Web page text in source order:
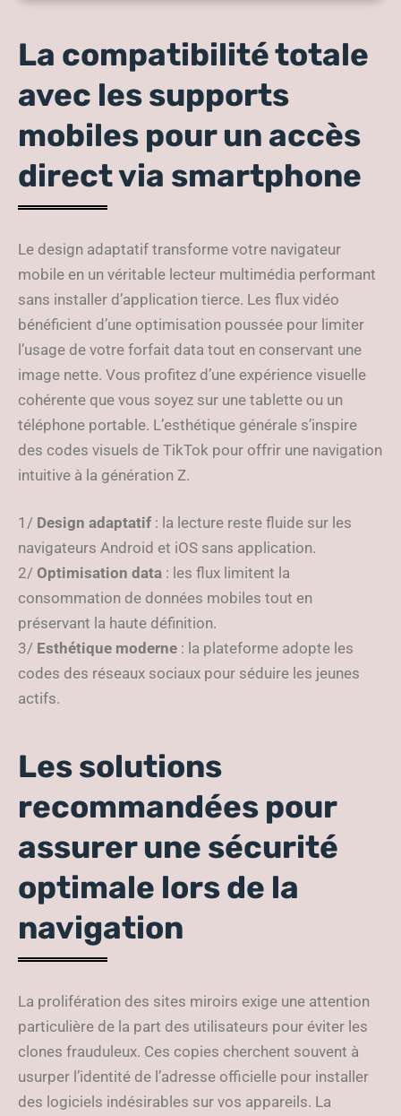
La compatibilité totale
avec les supports
mobiles pour un accès
direct via smartphone
Le design adaptatif transforme votre navigateur
mobile en un véritable lecteur multimédia performant
sans installer d’application tierce. Les flux vidéo
bénéficient d’une optimisation poussée pour limiter
l’usage de votre forfait data tout en conservant une
image nette. Vous profitez d’une expérience visuelle
cohérente que vous soyez sur une tablette ou un
téléphone portable. L’esthétique générale s’inspire
des codes visuels de TikTok pour offrir une navigation
intuitive à la génération Z.
1/ Design adaptatif : la lecture reste fluide sur les
navigateurs Android et iOS sans application.
2/ Optimisation data : les flux limitent la
consommation de données mobiles tout en
préservant la haute définition.
3/ Esthétique moderne : la plateforme adopte les
codes des réseaux sociaux pour séduire les jeunes
actifs.
Les solutions
recommandées pour
assurer une sécurité
optimale lors de la
navigation
La prolifération des sites miroirs exige une attention
particulière de la part des utilisateurs pour éviter les
clones frauduleux. Ces copies cherchent souvent à
usurper l’identité de l’adresse officielle pour installer
des logiciels indésirables sur vos appareils. La